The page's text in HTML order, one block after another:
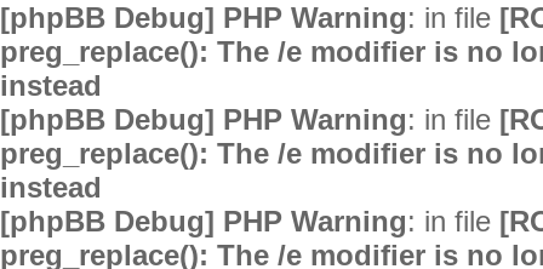
[phpBB Debug] PHP Warning: in file
preg_replace(): The /e modifier is no
instead
[phpBB Debug] PHP Warning: in file
preg_replace(): The /e modifier is no
instead
[phpBB Debug] PHP Warning: in file
preg_replace(): The /e modifier is no